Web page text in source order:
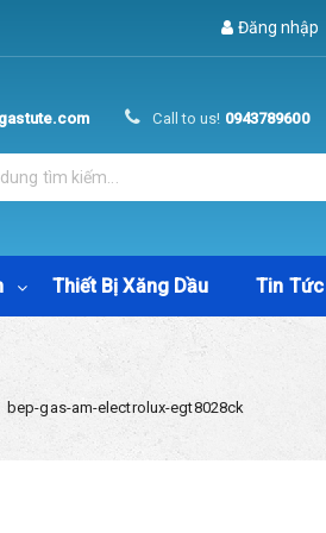
Đăng nhập
Call to us! 0943789600
Thiết Bị Xăng Dầu Tin Tức
bep-gas-am-electrolux-egt8028ck